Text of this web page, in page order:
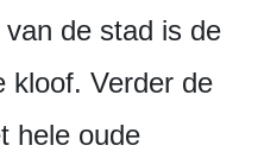
de stad is de
kloof. Verder de
hele oude